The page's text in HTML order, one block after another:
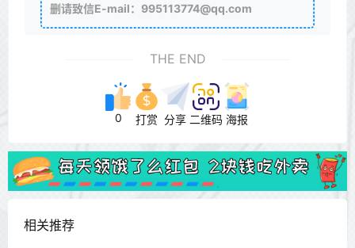
删请致信E-mail：995113774@qq.com
THE END
0 打赏 分享 二维码 海报
相关推荐